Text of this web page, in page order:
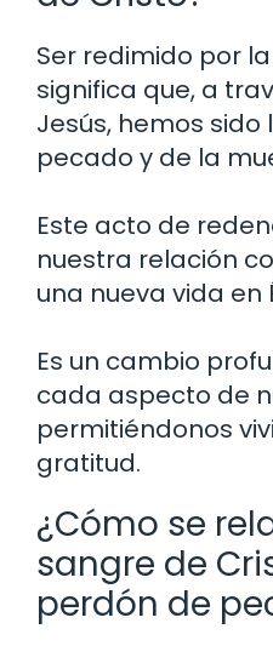
Ser redimido por
significa que, a
Jesús, hemos
pecado y de la
Este acto de
nuestra relación
una nueva vida en
Es un cambio
cada aspecto de
permitiéndonos
gratitud.
¿Cómo se
sangre de
perdón de